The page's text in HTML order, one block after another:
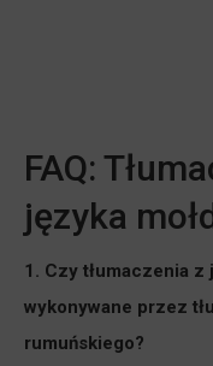
FAQ:
języka
1. Czy tłumaczenia z
wykonywane przez
rumuńskiego?